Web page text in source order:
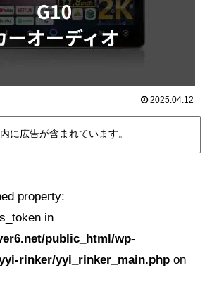
2025.04.12
に広告が含まれています。
in
public_html/wp-
rinker/yyi_rinker_main.php on